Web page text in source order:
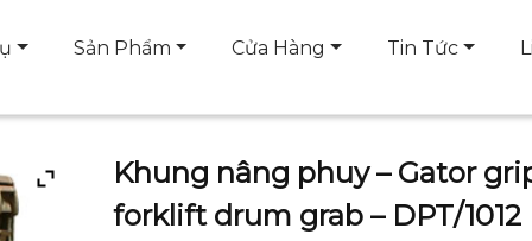
Sản Phẩm Cửa Hàng Tin Tức
Khung nâng phuy – Gator
forklift drum grab – DPT/1012